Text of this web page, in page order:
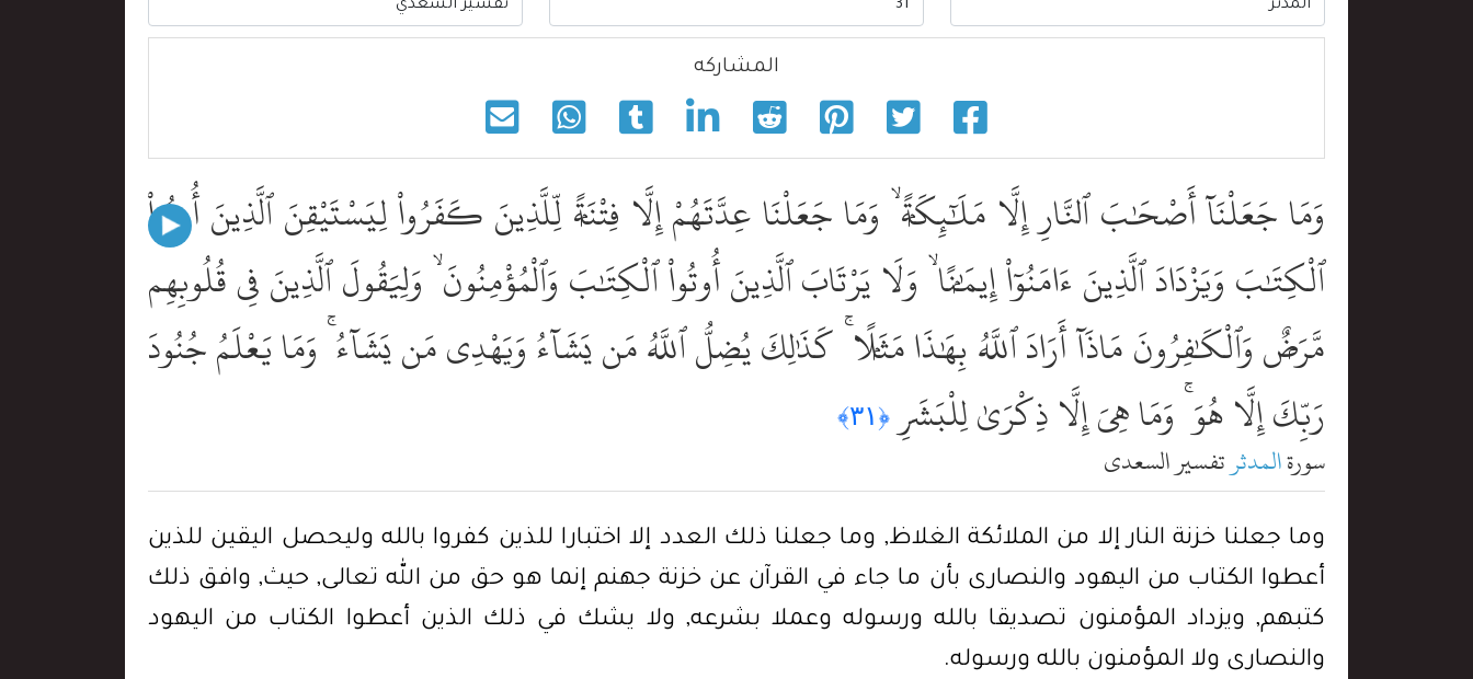
المشاركه
وَمَا جَعَلْنَآ أَصْحَٰبَ ٱلنَّارِ إِلَّا مَلَٰٓئِكَةًۭ ۙ وَمَا جَعَلْنَا عِدَّتَهُمْ إِلَّا فِتْنَةًۭ لِّلَّذِينَ كَفَرُواْ لِيَسْتَيْقِنَ ٱلَّذِينَ أُوتُواْ
ٱلْكِتَٰبَ وَيَزْدَادَ ٱلَّذِينَ ءَامَنُوٓاْ إِيمَٰنًۭا ۙ وَلَا يَرْتَابَ ٱلَّذِينَ أُوتُواْ ٱلْكِتَٰبَ وَٱلْمُؤْمِنُونَ ۙ وَلِيَقُولَ ٱلَّذِينَ فِى قُلُوبِهِم
مَّرَضٌۭ وَٱلْكَٰفِرُونَ مَاذَآ أَرَادَ ٱللَّهُ بِهَٰذَا مَثَلًۭا ۚ كَذَٰلِكَ يُضِلُّ ٱللَّهُ مَن يَشَآءُ وَيَهْدِى مَن يَشَآءُ ۚ وَمَا يَعْلَمُ جُنُودَ
رَبِّكَ إِلَّا هُوَ ۚ وَمَا هِىَ إِلَّا ذِكْرَىٰ لِلْبَشَرِ ﴿٣١﴾
سورةالمدثرتفسير السعدي
وما جعلنا خزنة النار إلا من الملائكة الغلاظ, وما جعلنا ذلك العدد إلا اختبارا للذين كفروا بالله وليحصل اليقين للذين
أعطوا الكتاب من اليهود والنصارى بأن ما جاء في القرآن عن خزنة جهنم إنما هو حق من الله تعالى, حيث, وافق ذلك
كتبهم, ويزداد المؤمنون تصديقا بالله ورسوله وعملا بشرعه, ولا يشك في ذلك الذين أعطوا الكتاب من اليهود
والنصارى ولا المؤمنون بالله ورسوله.